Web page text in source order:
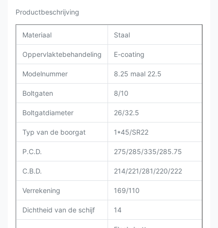
Productbeschrijving
Materiaal Staal
Oppervlaktebehandeling E-coating
Modelnummer 8.25 maal 22.5
Boltgaten 8/10
Boltgatdiameter 26/32.5
Typ van de boorgat 1*45/SR22
P.C.D. 275/285/335/285.75
C.B.D. 214/221/281/220/222
Verrekening 169/110
Dichtheid van de schijf 14